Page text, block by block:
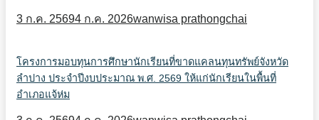
3 ก.ค. 25694 ก.ค. 2026wanwisa prathongchai
โครงการมอบทุนการศึกษานักเรียนที่ขาดแคลนทุนทรัพย์จังหวัด
ลำปาง ประจำปีงบประมาณ พ.ศ. 2569 ให้แก่นักเรียนในพื้นที่
อำเภอแจ้ห่ม